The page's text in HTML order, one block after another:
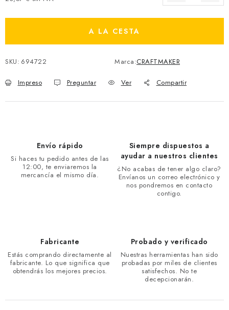
A LA CESTA
SKU: 694722 Marca:CRAFTMAKER
Impreso Preguntar Ver Compartir
Envío rápido
Si haces tu pedido antes de las
12:00, te enviaremos la
mercancía el mismo día.
Siempre dispuestos a
ayudar a nuestros clientes
¿No acabas de tener algo claro?
Envíanos un correo electrónico y
nos pondremos en contacto
contigo.
Fabricante
Estás comprando directamente al
fabricante. Lo que significa que
obtendrás los mejores precios.
Probado y verificado
Nuestras herramientas han sido
probadas por miles de clientes
satisfechos. No te
decepcionarán.